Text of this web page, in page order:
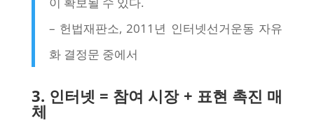
– 헌법재판소, 2011년 인터넷선거운동 자유
화 결정문 중에서
3. 인터넷 = 참여 시장 + 표현 촉진 매
체